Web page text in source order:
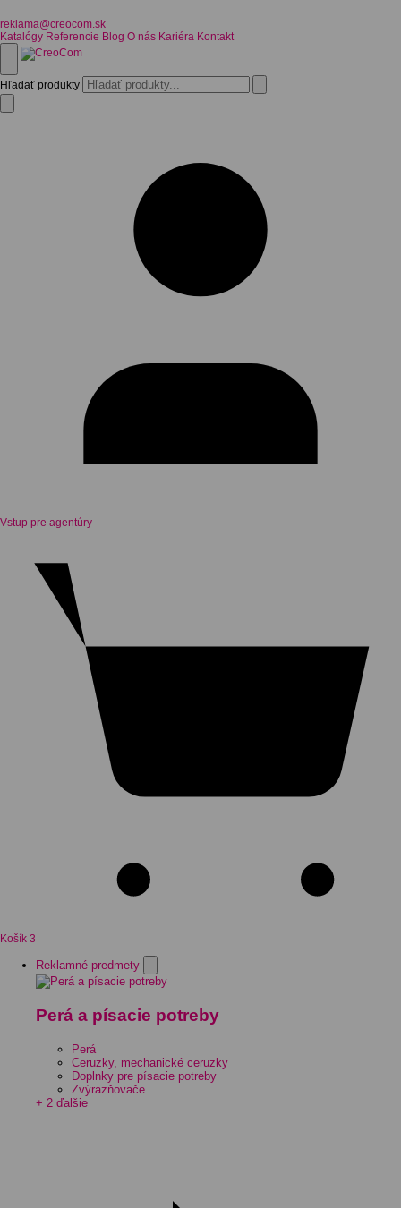
reklama@creocom.sk
Katalógy Referencie Blog O nás Kariéra Kontakt
Hľadať produkty
Vstup pre agentúry
Košík 3
Reklamné predmety
Perá a písacie potreby
Perá
Ceruzky, mechanické ceruzky
Doplnky pre písacie potreby
Zvýrazňovače
+ 2 ďalšie